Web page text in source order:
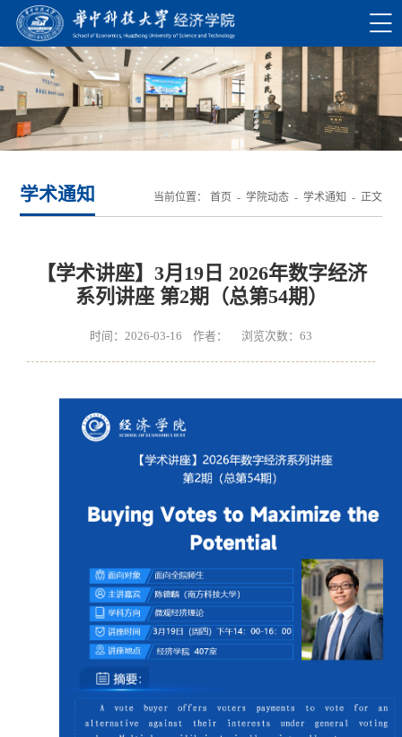
学术通知 当前位置： 首页 - 学院动态- 学术通知 - 正文
【学术讲座】3月19日 2026年数字经济
系列讲座 第2期（总第54期）
时间：2026-03-16 作者： 浏览次数： 63